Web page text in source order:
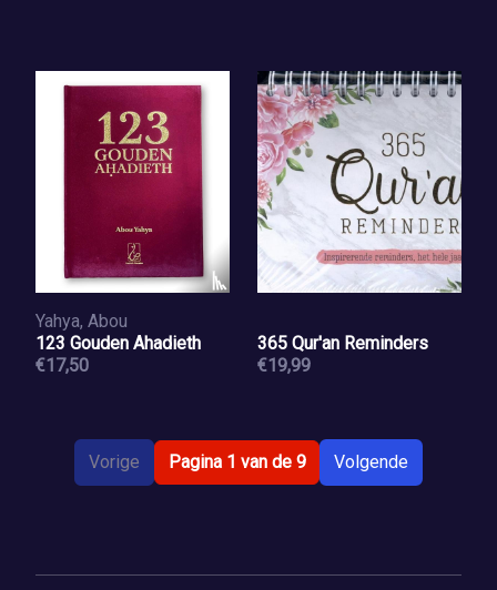
Yahya, Abou
123 Gouden Ahadieth
€17,50
365 Qur'an Reminders
€19,99
Vorige Pagina 1 van de 9 Volgende